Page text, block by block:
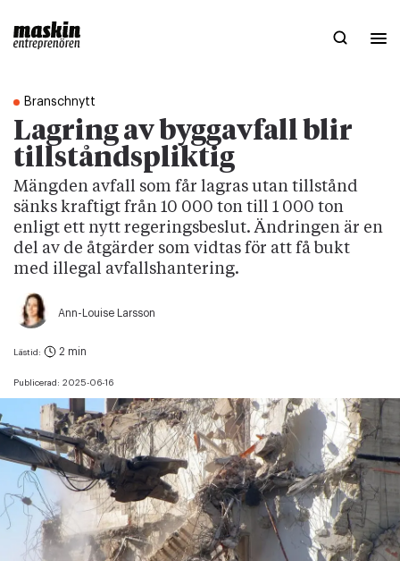
Branschnytt
Lagring av byggavfall blir
tillståndspliktig
Mängden avfall som får lagras utan tillstånd
sänks kraftigt från 10 000 ton till 1 000 ton
enligt ett nytt regeringsbeslut. Ändringen är en
del av de åtgärder som vidtas för att få bukt
med illegal avfallshantering.
Ann-Louise Larsson
Publicerad: 2025-06-16
Lästid: 2 min